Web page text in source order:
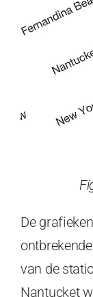
De
van de
Nantucket